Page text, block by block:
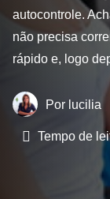
autocontrole.
não precisa
rápido e, logo
lucilia
Tempo de